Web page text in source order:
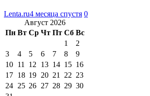
Lenta.ru4 месяца спустя 0
Август 2026
Пн Вт Ср Чт Пт Сб Вс
1
2
3
4 5 6 7 8
9
10 11 12 13 14 15 16
17 18 19 20 21 22 23
24 25 26 27 28 29 30